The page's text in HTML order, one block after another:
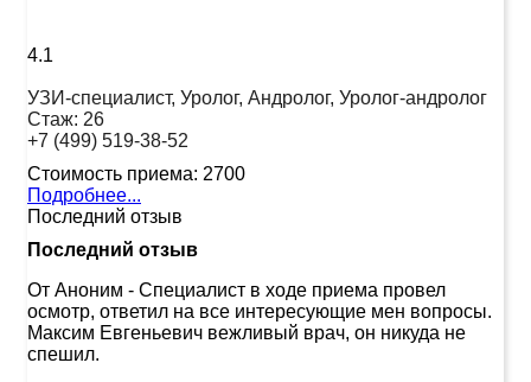
4.1
УЗИ-специалист, Уролог, Андролог, Уролог-андролог
Стаж: 26
+7 (499) 519-38-52
Стоимость приема: 2700
Подробнее...
Последний отзыв
Последний отзыв
От Аноним - Специалист в ходе приема провел
осмотр, ответил на все интересующие мен вопросы.
Максим Евгеньевич вежливый врач, он никуда не
спешил.